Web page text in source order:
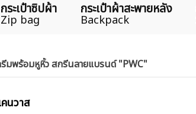
กระเป๋าซิปผ้า
Zip bag
กระเป๋าผ้าสะพายหลัง
Backpack
รีมพร้อมหูหิ้ว สกรีนลายแบรนด์ "PWC"
นวาส